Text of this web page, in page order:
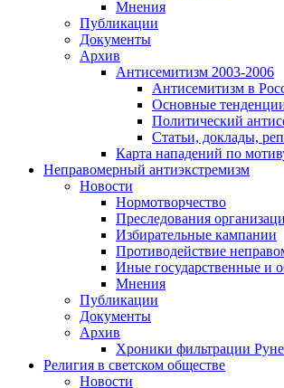
Мнения
Публикации
Документы
Архив
Антисемитизм 2003-2006
Антисемитизм в
Основные
Политический
Статьи, доклады,
Карта нападений по
Неправомерный антиэкстремизм
Новости
Нормотворчество
Преследования
Избирательные кампании
Противодействие
Иные государственные и
Мнения
Публикации
Документы
Архив
Хроники фильтрации
Религия в светском обществе
Новости